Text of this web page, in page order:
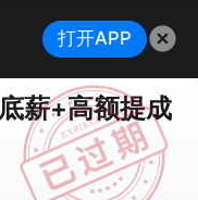
薪+高额提成
打开APP